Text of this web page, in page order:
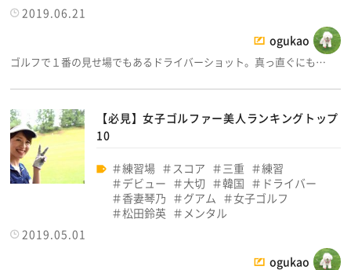
2019.06.21
ogukao
ゴルフで１番の見せ場でもあるドライバーショット。真っ直ぐにも…
【必見】女子ゴルファー美人ランキングトップ
10
練習場 スコア 三重
練習
デビュー
大切 韓国
ドライバー
香妻琴乃
グアム
女子ゴルフ
松田鈴英
メンタル
2019.05.01
ogukao